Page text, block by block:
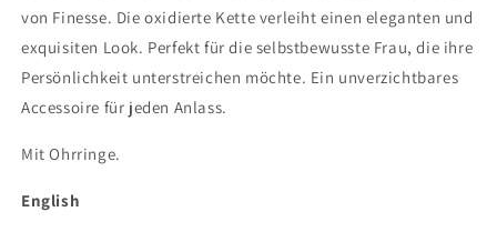
von Finesse. Die oxidierte Kette verleiht einen eleganten und
exquisiten Look. Perfekt für die selbstbewusste Frau, die ihre
Persönlichkeit unterstreichen möchte. Ein unverzichtbares
Accessoire für jeden Anlass.
Mit Ohrringe.
English